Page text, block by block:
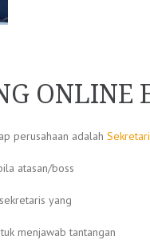
ONLINE
perusahaan adalah
atasan/boss
yang
menjawab tantangan